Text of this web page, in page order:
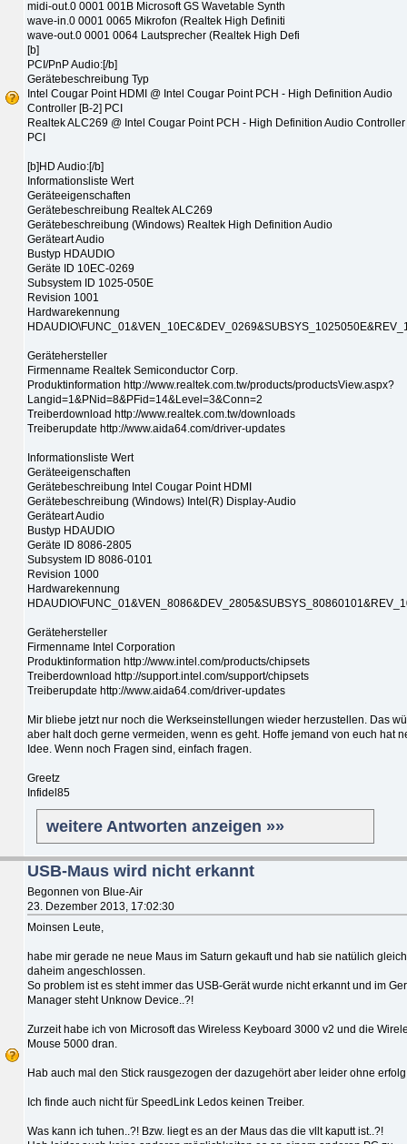
midi-out.0 0001 001B Microsoft GS Wavetable Synth
wave-in.0 0001 0065 Mikrofon (Realtek High Definiti
wave-out.0 0001 0064 Lautsprecher (Realtek High Defi
[b]
PCI/PnP Audio:[/b]
Gerätebeschreibung Typ
Intel Cougar Point HDMI @ Intel Cougar Point PCH - High Definition Audio
Controller [B-2] PCI
Realtek ALC269 @ Intel Cougar Point PCH - High Definition Audio Controller
PCI
[b]HD Audio:[/b]
Informationsliste Wert
Geräteeigenschaften
Gerätebeschreibung Realtek ALC269
Gerätebeschreibung (Windows) Realtek High Definition Audio
Geräteart Audio
Bustyp HDAUDIO
Geräte ID 10EC-0269
Subsystem ID 1025-050E
Revision 1001
Hardwarekennung
Gerätehersteller
Firmenname Realtek Semiconductor Corp.
Produktinformation http://www.realtek.com.tw/products/productsView.aspx?
Langid=1&PNid=8&PFid=14&Level=3&Conn=2
Treiberdownload http://www.realtek.com.tw/downloads
Treiberupdate http://www.aida64.com/driver-updates
Informationsliste Wert
Geräteeigenschaften
Gerätebeschreibung Intel Cougar Point HDMI
Gerätebeschreibung (Windows) Intel(R) Display-Audio
Geräteart Audio
Bustyp HDAUDIO
Geräte ID 8086-2805
Subsystem ID 8086-0101
Revision 1000
Hardwarekennung
Gerätehersteller
Firmenname Intel Corporation
Produktinformation http://www.intel.com/products/chipsets
Treiberdownload http://support.intel.com/support/chipsets
Treiberupdate http://www.aida64.com/driver-updates
Mir bliebe jetzt nur noch die Werkseinstellungen wieder herzustellen. Das
aber halt doch gerne vermeiden, wenn es geht. Hoffe jemand von euch hat
Idee. Wenn noch Fragen sind, einfach fragen.
Greetz
Infidel85
weitere Antworten anzeigen »»
USB-Maus wird nicht erkannt
Begonnen von Blue-Air
23. Dezember 2013, 17:02:30
Moinsen Leute,
habe mir gerade ne neue Maus im Saturn gekauft und hab sie natülich gleich
daheim angeschlossen.
So problem ist es steht immer das USB-Gerät wurde nicht erkannt und im
Manager steht Unknow Device..?!
Zurzeit habe ich von Microsoft das Wireless Keyboard 3000 v2 und die
Mouse 5000 dran.
Hab auch mal den Stick rausgezogen der dazugehört aber leider ohne
Ich finde auch nicht für SpeedLink Ledos keinen Treiber.
Was kann ich tuhen..?! Bzw. liegt es an der Maus das die vllt kaputt ist..?!